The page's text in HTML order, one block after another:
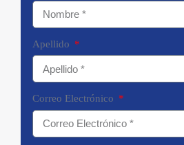
Apellido
Correo Electrónico